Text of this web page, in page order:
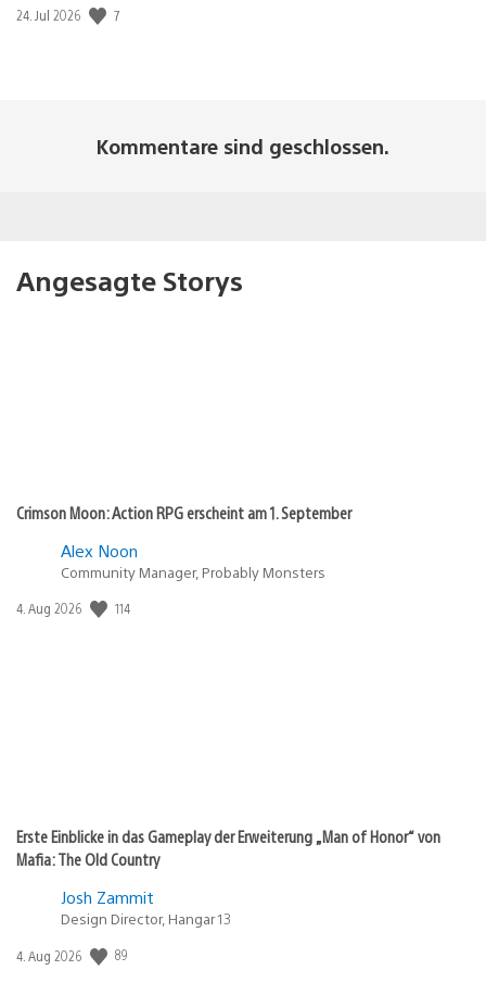
Veröffentlichungsdatum:
24. Jul 2026 7
Kommentare sind geschlossen.
Angesagte Storys
Crimson Moon: Action RPG erscheint am 1. September
Alex Noon
Community Manager, Probably Monsters
Veröffentlichungsdatum:
4. Aug 2026 114
Erste Einblicke in das Gameplay der Erweiterung „Man of Honor“ von
Mafia: The Old Country
Josh Zammit
Design Director, Hangar 13
Veröffentlichungsdatum:
4. Aug 2026 89